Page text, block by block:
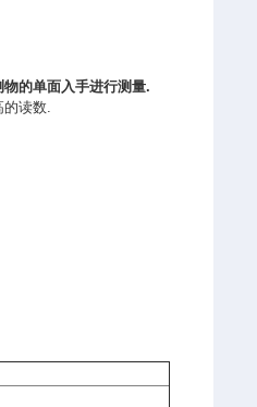
的单面入手进行测量.
的读数.